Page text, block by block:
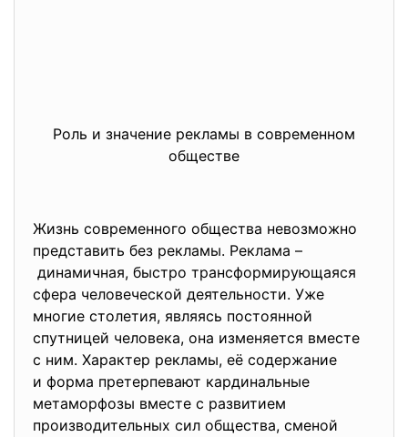
Роль и значение рекламы в современном
обществе
Жизнь современного общества невозможно
представить без рекламы. Реклама –
динамичная, быстро трансформирующаяся
сфера человеческой деятельности. Уже
многие столетия, являясь постоянной
спутницей человека, она изменяется вместе
с ним. Характер рекламы, её содержание
и форма претерпевают кардинальные
метаморфозы вместе с развитием
производительных сил общества, сменой